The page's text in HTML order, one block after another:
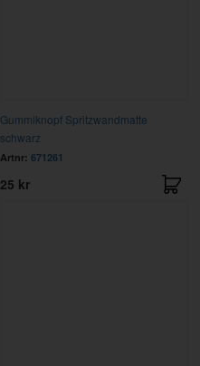
Gummiknopf Spritzwandmatte
schwarz
Artnr: 671261
25 kr